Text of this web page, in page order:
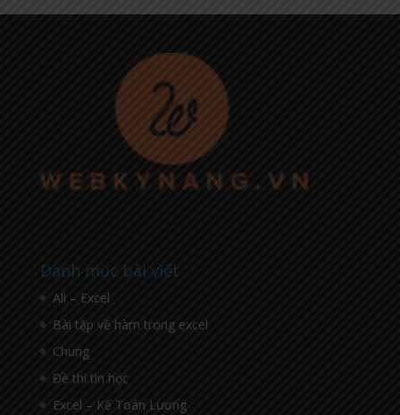
Danh mục bài viết
All – Excel
Bài tập về hàm trong excel
Chung
Đề thi tin học
Excel – Kế Toán Lương